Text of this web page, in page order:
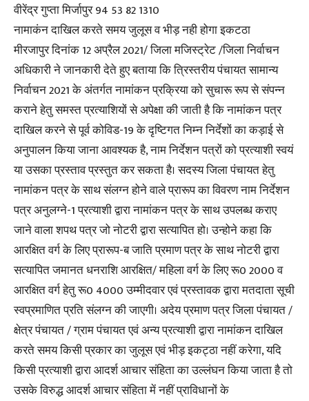
वीरेंद्र गुप्ता मिर्जापुर 94 53 82 1310
नामाकंन दाखिल करते समय जुलूस व भीड़ नही होगा इकटठा
मीरजापुर दिनांक 12 अप्रैल 2021/ जिला मजिस्ट्रेट /जिला निर्वाचन
अधिकारी ने जानकारी देते हुए बताया कि त्रिस्तरीय पंचायत सामान्य
निर्वाचन 2021 के अंतर्गत नामांकन प्रक्रिया को सुचारू रूप से संपन्न
कराने हेतु समस्त प्रत्याशियों से अपेक्षा की जाती है कि नामांकन पत्र
दाखिल करने से पूर्व कोविड-19 के दृष्टिगत निम्न निर्देशों का कड़ाई से
अनुपालन किया जाना आवश्यक है, नाम निर्देशन पत्रों को प्रत्याशी स्वयं
या उसका प्रस्ताव प्रस्तुत कर सकता है। सदस्य जिला पंचायत हेतु
नामांकन पत्र के साथ संलग्न होने वाले प्रारूप का विवरण नाम निर्देशन
पत्र अनुलग्ने-1 प्रत्याशी द्वारा नामांकन पत्र के साथ उपलब्ध कराए
जाने वाला शपथ पत्र जो नोटरी द्वारा सत्यापित हो। उन्होने कहा कि
आरक्षित वर्ग के लिए प्रारूप-ब जाति प्रमाण पत्र के साथ नोटरी द्वारा
सत्यापित जमानत धनराशि आरक्षित/ महिला वर्ग के लिए रू0 2000 व
आरक्षित वर्ग हेतु रू0 4000 उम्मीदवार एवं प्रस्तावक द्वारा मतदाता सूची
स्वप्रमाणित प्रति संलग्न की जाएगी। अदेय प्रमाण पत्र जिला पंचायत /
क्षेत्र पंचायत / ग्राम पंचायत एवं अन्य प्रत्याशी द्वारा नामांकन दाखिल
करते समय किसी प्रकार का जुलूस एवं भीड़ इकट्ठा नहीं करेगा, यदि
किसी प्रत्याशी द्वारा आदर्श आचार संहिता का उल्लंघन किया जाता है तो
उसके विरुद्ध आदर्श आचार संहिता में नहीं प्राविधानों के